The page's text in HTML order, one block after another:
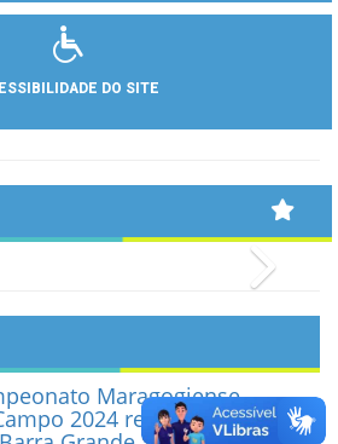
DO SITE
Maragogiense
2024 realiza final